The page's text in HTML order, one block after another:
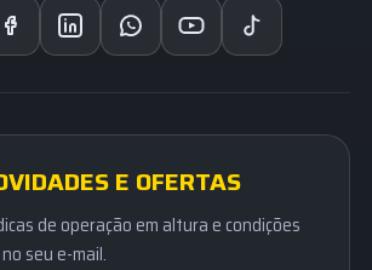
E OFERTAS
de operação em altura e condições
seu e-mail.